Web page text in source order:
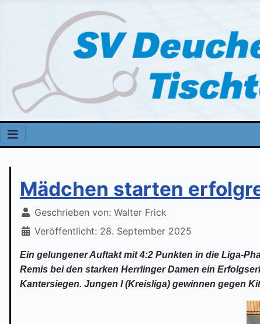
Mädchen starten
Geschrieben von: Walter Frick
Veröffentlicht: 28. September 2025
Ein gelungener Auftakt mit 4:2 Punkten in die Liga-
Remis bei den starken Herrlinger Damen ein
Kantersiegen. Jungen I (Kreisliga) gewinnen gegen